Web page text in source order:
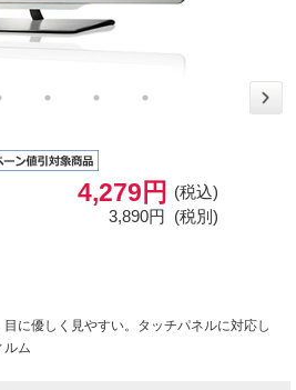
4,279円
(税込)
3,890円 (税別)
に優しく見やすい。タッチパネルに対応し
ルム